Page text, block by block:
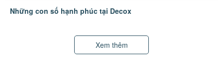
Những con số hạnh phúc tại Decox
Xem thêm